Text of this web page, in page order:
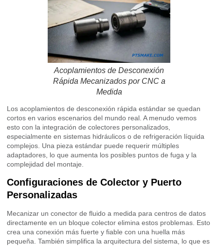
Acoplamientos de Desconexión
Rápida Mecanizados por CNC a
Medida
Los acoplamientos de desconexión rápida estándar se quedan
cortos en varios escenarios del mundo real. A menudo vemos
esto con la integración de colectores personalizados,
especialmente en sistemas hidráulicos o de refrigeración líquida
complejos. Una pieza estándar puede requerir múltiples
adaptadores, lo que aumenta los posibles puntos de fuga y la
complejidad del montaje.
Configuraciones de Colector y Puerto
Personalizadas
Mecanizar un conector de fluido a medida para centros de datos
directamente en un bloque colector elimina estos problemas. Esto
crea una conexión más fuerte y fiable con una huella más
pequeña. También simplifica la arquitectura del sistema, lo que es